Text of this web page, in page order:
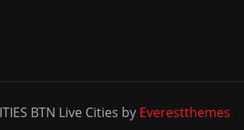
BTN Live Cities by Everestthemes